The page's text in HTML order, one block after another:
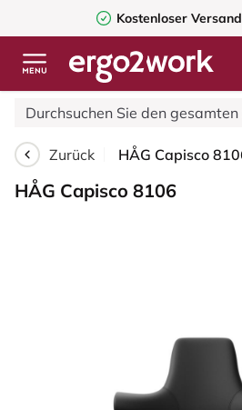
Kostenloser Versand
Zurück
HÅG Capisco 8106